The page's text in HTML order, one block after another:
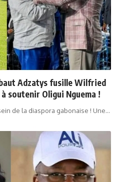
Adzatys fusille Wilfried
soutenir Oligui Nguema !
de la diaspora gabonaise ! Une…